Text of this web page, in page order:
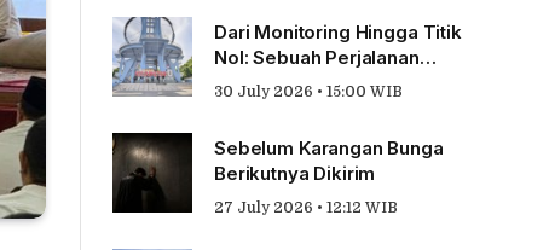
Dari Monitoring Hingga Titik
Nol: Sebuah Perjalanan
Tentang Pengabdian
30 July 2026 • 15:00 WIB
Sebelum Karangan Bunga
Berikutnya Dikirim
27 July 2026 • 12:12 WIB